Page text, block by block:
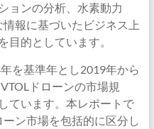
ョンの分析、水素動力
報に基づいたビジネス上
目的としています。
を基準年とし2019年から
ドローンの市場規
ています。本レポートで
ン市場を包括的に区分し